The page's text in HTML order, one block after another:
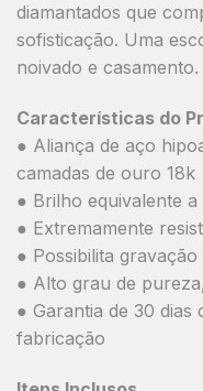
diamantados que
sofisticação. Uma
noivado e casamento.
Características do
● Aliança de aço
camadas de ouro 18k
● Brilho equivalente
● Extremamente
● Possibilita gravação
● Alto grau de
● Garantia de 30 dias
fabricação